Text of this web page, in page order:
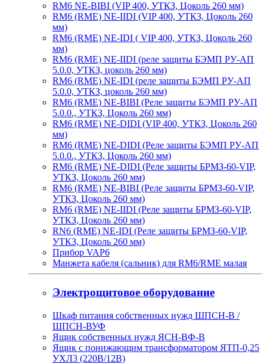
RM6 NE-BIBI (VIP 400, УТКЗ, Цоколь 260 мм)
RM6 (RME) NE-IIDI (VIP 400, УТКЗ, Цоколь 260
мм)
RM6 (RME) NE-IDI ( VIP 400, УТКЗ, Цоколь 260
мм)
RM6 (RME) NE-IIDI (реле защиты БЭМП РУ-АП
5.0.0, УТКЗ, цоколь 260 мм)
RM6 (RME) NE-IDI (реле защиты БЭМП РУ-АП
5.0.0, УТКЗ, цоколь 260 мм)
RM6 (RME) NE-BIBI (Реле защиты БЭМП РУ-АП
5.0.0., УТКЗ, Цоколь 260 мм)
RM6 (RME) NE-DIDI (VIP 400, УТКЗ, Цоколь 260
мм)
RM6 (RME) NE-DIDI (Реле защиты БЭМП РУ-АП
5.0.0., УТКЗ, Цоколь 260 мм)
RM6 (RME) NE-DIDI (Реле защиты БРМЗ-60-VIP,
УТКЗ, Цоколь 260 мм)
RM6 (RME) NE-BIBI (Реле защиты БРМЗ-60-VIP,
УТКЗ, Цоколь 260 мм)
RM6 (RME) NE-IIDI (Реле защиты БРМЗ-60-VIP,
УТКЗ, Цоколь 260 мм)
RN6 (RME) NE-IDI (Реле защиты БРМЗ-60-VIP,
УТКЗ, Цоколь 260 мм)
Прибор VAP6
Манжета кабеля (сальник) для RM6/RME малая
Электрощитовое оборудование
Шкаф питания собственных нужд ШПСН-В /
ШПСН-ВУФ
Ящик собственных нужд ЯСН-ВФ-В
Ящик с понижающим трансформатором ЯТП-0,25
УХЛ3 (220В/12В)